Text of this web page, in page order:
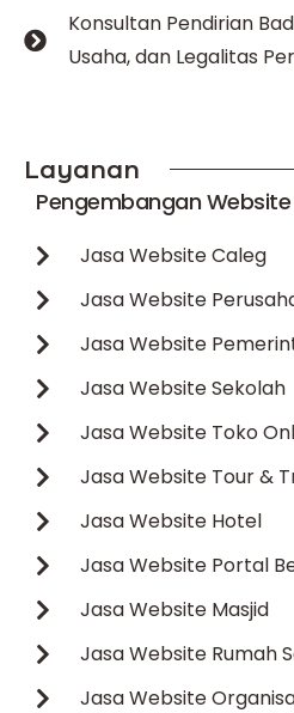
Konsultan Pendirian
Usaha, dan Legalitas
Layanan
Pengembangan
Jasa Website Caleg
Jasa Website
Jasa Website
Jasa Website Sekolah
Jasa Website Toko
Jasa Website Tour &
Jasa Website Hotel
Jasa Website Portal
Jasa Website Masjid
Jasa Website Rumah
Jasa Website